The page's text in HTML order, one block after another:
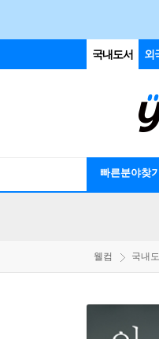
국내도서 외
빠른분야찾기
웰컴 국내